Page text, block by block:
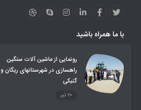
عملکردها
عشایر استان
طرح و برنامه
روند ساماندهی عشایر داوطلب اسکان
تشکیلات اداری
با ما همراه باشید
رونمایی از ماشین آلات سنگین
راهسازی در شهرستانهای ریگان و
گنبکی
۲۰ تیر